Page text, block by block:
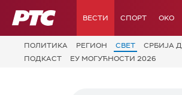
РТС ВЕСТИ СПОРТ OKO
ПОЛИТИКА РЕГИОН СВЕТ СРБИЈА
ПОДКАСТ
ЕУ МОГУЋНОСТИ 2026